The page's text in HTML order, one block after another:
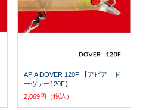
APIA DOVER 120F 【アピア ド
ーヴァー120F】
2,069円（税込）